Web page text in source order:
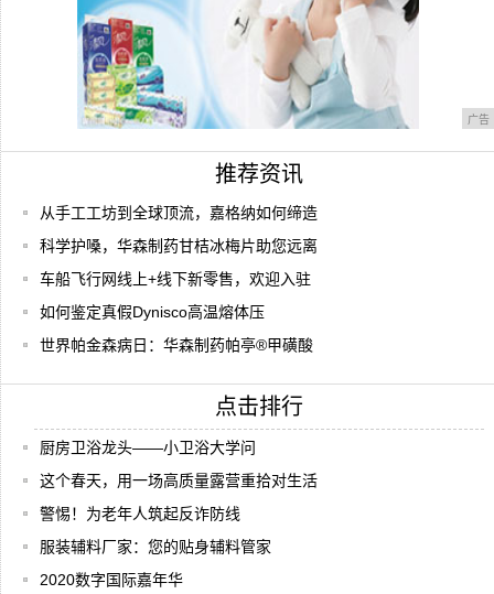
广告
推荐资讯
从手工工坊到全球顶流，嘉格纳如何缔造
科学护嗓，华森制药甘桔冰梅片助您远离
车船飞行网线上+线下新零售，欢迎入驻
如何鉴定真假Dynisco高温熔体压
世界帕金森病日：华森制药帕亭®甲磺酸
点击排行
厨房卫浴龙头——小卫浴大学问
这个春天，用一场高质量露营重拾对生活
警惕！为老年人筑起反诈防线
服装辅料厂家：您的贴身辅料管家
2020数字国际嘉年华